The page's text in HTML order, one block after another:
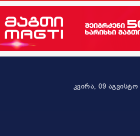
კვირა, 09 აგვისტო